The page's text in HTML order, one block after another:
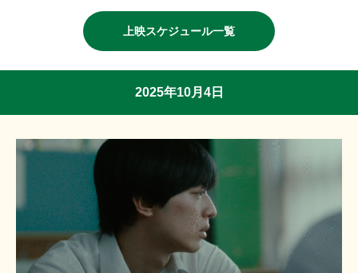
上映スケジュール一覧
2025年10月4日